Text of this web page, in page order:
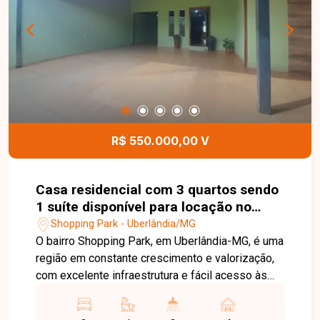
quem busca um imóvel confortável, bem
localizado e com o diferencial de uma suíte com
hidromassagem em uma das regiões que mais
crescem em Uberlândia. Entre em contato e
R$ 550.000,00 V
Casa residencial com 3 quartos sendo
1 suíte disponível para locação no
bairro Shopping Park em Uberlândia-
MG
Shopping Park - Uberlândia/MG
O bairro Shopping Park, em Uberlândia-MG, é uma
região em constante crescimento e valorização,
com excelente infraestrutura e fácil acesso às
supermercados, escolas, farmácias, comércios e